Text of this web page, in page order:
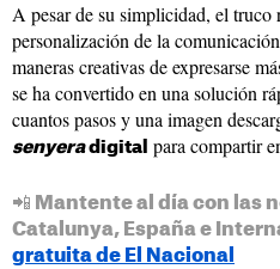
A pesar de su simplicidad, el truco
personalización de la
maneras creativas de expresarse
se ha convertido en una solución
cuantos pasos y una imagen
senyeradigital para compartir
📲 Mantente al día con las
Catalunya, España e
gratuita de El Nacional